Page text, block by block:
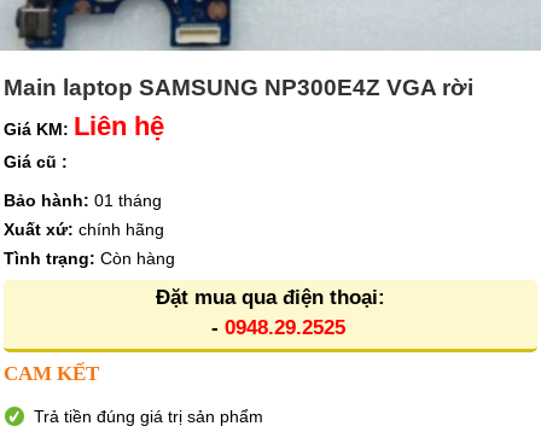
Main laptop SAMSUNG NP300E4Z VGA rời
Giá KM: Liên hệ
Giá cũ :
Bảo hành: 01 tháng
Xuất xứ: chính hãng
Tình trạng: Còn hàng
Đặt mua qua điện thoại:
- 0948.29.2525
CAM KẾT
Trả tiền đúng giá trị sản phẩm